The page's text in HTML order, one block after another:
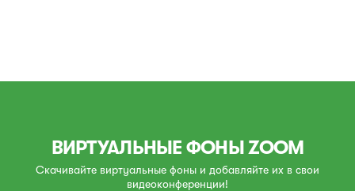
ВИРТУАЛЬНЫЕ ФОНЫ ZOOM
Скачивайте виртуальные фоны и добавляйте их в свои
видеоконференции!